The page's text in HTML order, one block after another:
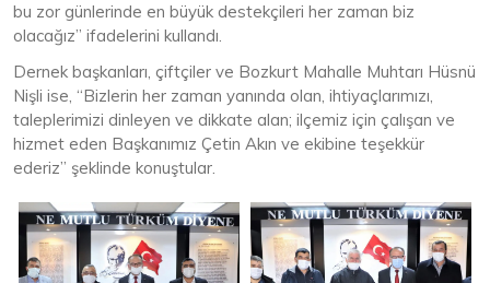
bu zor günlerinde en büyük destekçileri her zaman biz
olacağız” ifadelerini kullandı.
Dernek başkanları, çiftçiler ve Bozkurt Mahalle Muhtarı Hüsnü
Nişli ise, “Bizlerin her zaman yanında olan, ihtiyaçlarımızı,
taleplerimizi dinleyen ve dikkate alan; ilçemiz için çalışan ve
hizmet eden Başkanımız Çetin Akın ve ekibine teşekkür
ederiz” şeklinde konuştular.